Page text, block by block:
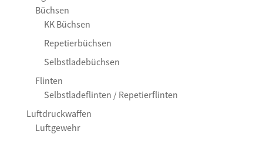
Büchsen
KK Büchsen
Repetierbüchsen
Selbstladebüchsen
Flinten
Selbstladeflinten / Repetierflinten
Luftdruckwaffen
Luftgewehr